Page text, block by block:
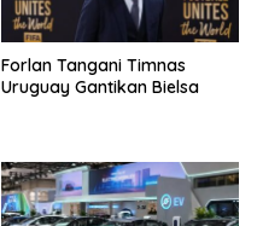
Forlan Tangani Timnas
Uruguay Gantikan Bielsa